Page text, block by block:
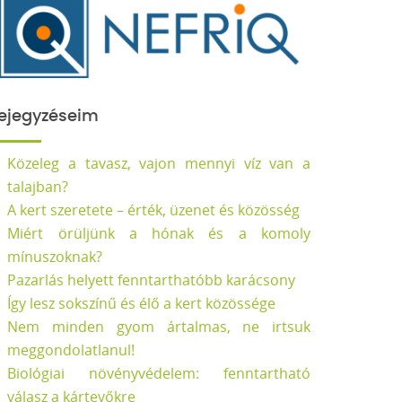
Közeleg a tavasz, vajon mennyi víz van a
talajban?
A kert szeretete – érték, üzenet és közösség
Miért örüljünk a hónak és a komoly
mínuszoknak?
Pazarlás helyett fenntarthatóbb karácsony
Így lesz sokszínű és élő a kert közössége
Nem minden gyom ártalmas, ne irtsuk
meggondolatlanul!
Biológiai növényvédelem: fenntartható
válasz a kártevőkre